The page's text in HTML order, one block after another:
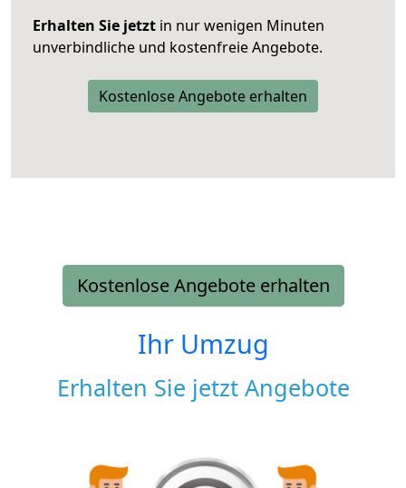
Erhalten Sie jetzt in nur wenigen Minuten
unverbindliche und kostenfreie Angebote.
Kostenlose Angebote erhalten
Kostenlose Angebote erhalten
Ihr Umzug
Erhalten Sie jetzt Angebote